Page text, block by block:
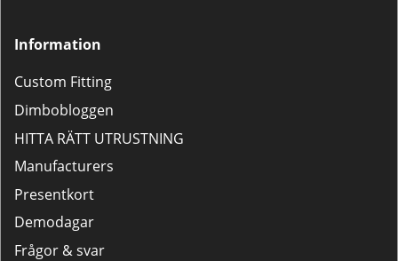
Information
Custom Fitting
Dimbobloggen
HITTA RÄTT UTRUSTNING
Manufacturers
Presentkort
Demodagar
Frågor & svar